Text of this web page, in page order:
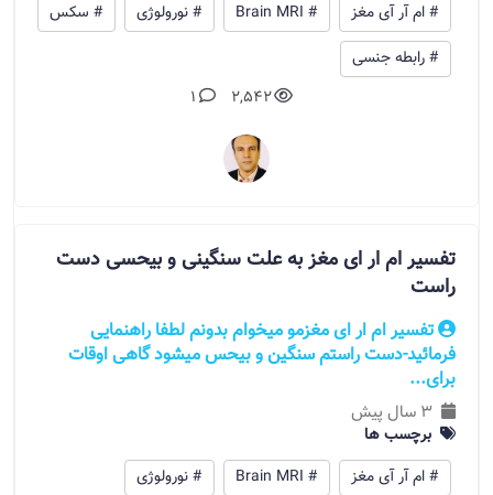
# ام آر آی مغز
# Brain MRI # نورولوژی
# سکس
# رابطه جنسی
2,542
1
تفسیر ام ار ای مغز به علت سنگینی و بیحسی دست
راست
تفسیر ام ار ای مغزمو میخوام بدونم لطفا راهنمایی
فرمائید-دست راستم سنگین و بیحس میشود گاهی اوقات
برای...
3 سال پیش
برچسب ها
# ام آر آی مغز
# Brain MRI
# نورولوژی